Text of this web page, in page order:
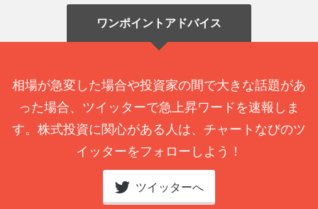
ワンポイントアドバイス
相場が急変した場合や投資家の間で大きな話題があ
った場合、ツイッターで急上昇ワードを速報しま
す。株式投資に関心がある人は、チャートなびのツ
イッターをフォローしよう！
ツイッターへ